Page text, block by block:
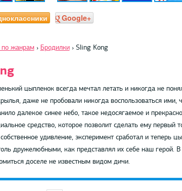
Google+
жанрам › Бродилки › Sling Kong
цыпленок всегда мечтал летать и никогда не
даже не пробовали никогда воспользоваться ими,
далекое синее небо, такое недосягаемое и
средство, которое позволит сделать ему
удивление, эксперимент сработал и теперь
дружелюбными, как представлял их себе наш герой.
доселе не известным видом дичи.